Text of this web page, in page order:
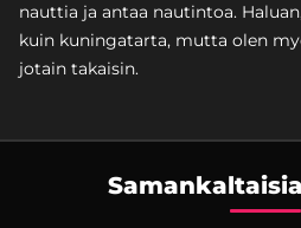
nauttia ja antaa nautintoa.
kuin kuningatarta, mutta olen
jotain takaisin.